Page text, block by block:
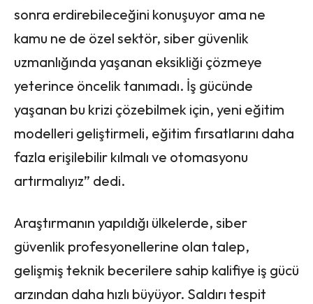
sonra erdirebileceğini konuşuyor ama ne
kamu ne de özel sektör, siber güvenlik
uzmanlığında yaşanan eksikliği çözmeye
yeterince öncelik tanımadı. İş gücünde
yaşanan bu krizi çözebilmek için, yeni eğitim
modelleri geliştirmeli, eğitim fırsatlarını daha
fazla erişilebilir kılmalı ve otomasyonu
artırmalıyız” dedi.
Araştırmanın yapıldığı ülkelerde, siber
güvenlik profesyonellerine olan talep,
gelişmiş teknik becerilere sahip kalifiye iş gücü
arzından daha hızlı büyüyor. Saldırı tespit